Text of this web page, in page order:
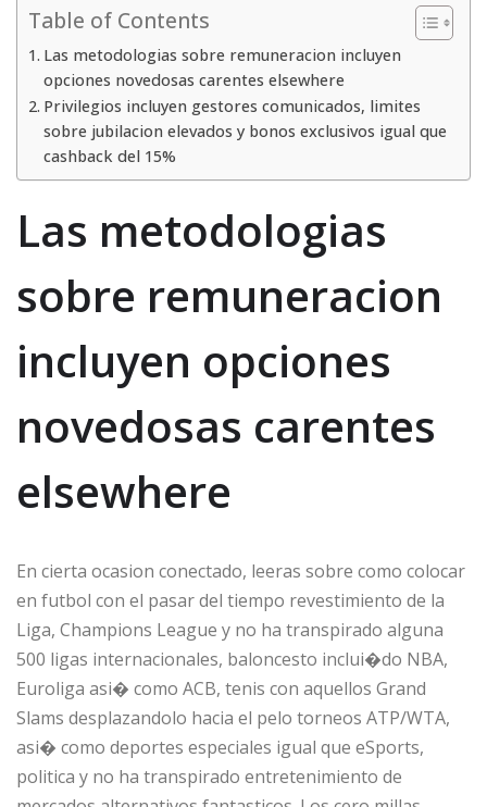
Table of Contents
Las metodologias sobre remuneracion incluyen
opciones novedosas carentes elsewhere
Privilegios incluyen gestores comunicados, limites
sobre jubilacion elevados y bonos exclusivos igual que
cashback del 15%
Las metodologias
sobre remuneracion
incluyen opciones
novedosas carentes
elsewhere
En cierta ocasion conectado, leeras sobre como colocar
en futbol con el pasar del tiempo revestimiento de la
Liga, Champions League y no ha transpirado alguna
500 ligas internacionales, baloncesto inclui�do NBA,
Euroliga asi� como ACB, tenis con aquellos Grand
Slams desplazandolo hacia el pelo torneos ATP/WTA,
asi� como deportes especiales igual que eSports,
politica y no ha transpirado entretenimiento de